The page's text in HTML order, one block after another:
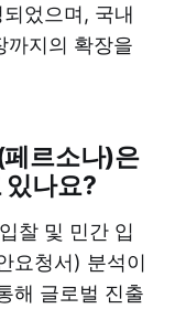
었으며, 국내
까지의 확장을
르소나)은
있나요?
찰 및 민간 입
요청서) 분석이
해 글로벌 진출